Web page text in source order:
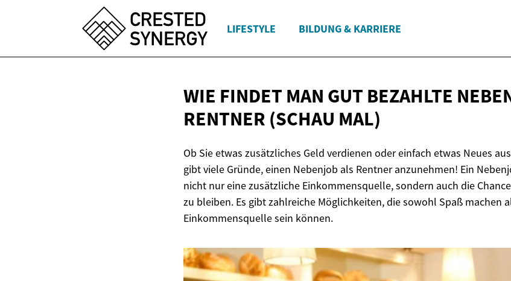
LIFESTYLE BILDUNG & KARRIERE
WIE FINDET MAN GUT BEZAHLTE
RENTNER (SCHAU MAL)
Ob Sie etwas zusätzliches Geld verdienen oder einfach etwas Neues
gibt viele Gründe, einen Nebenjob als Rentner anzunehmen! Ein
nicht nur eine zusätzliche Einkommensquelle, sondern auch die
zu bleiben. Es gibt zahlreiche Möglichkeiten, die sowohl Spaß machen
Einkommensquelle sein können.